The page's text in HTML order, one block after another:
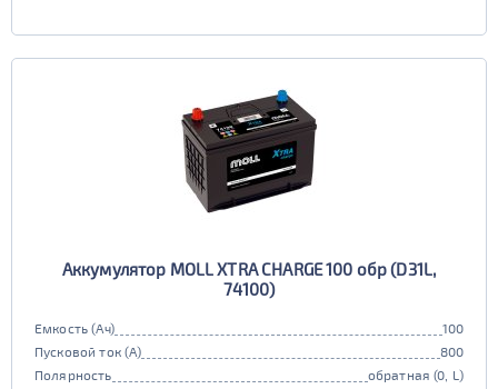
Аккумулятор MOLL XTRA CHARGE 100 обр (D31L,
74100)
Емкость (Ач)
100
Пусковой ток (А)
800
Полярность
обратная (0, L)